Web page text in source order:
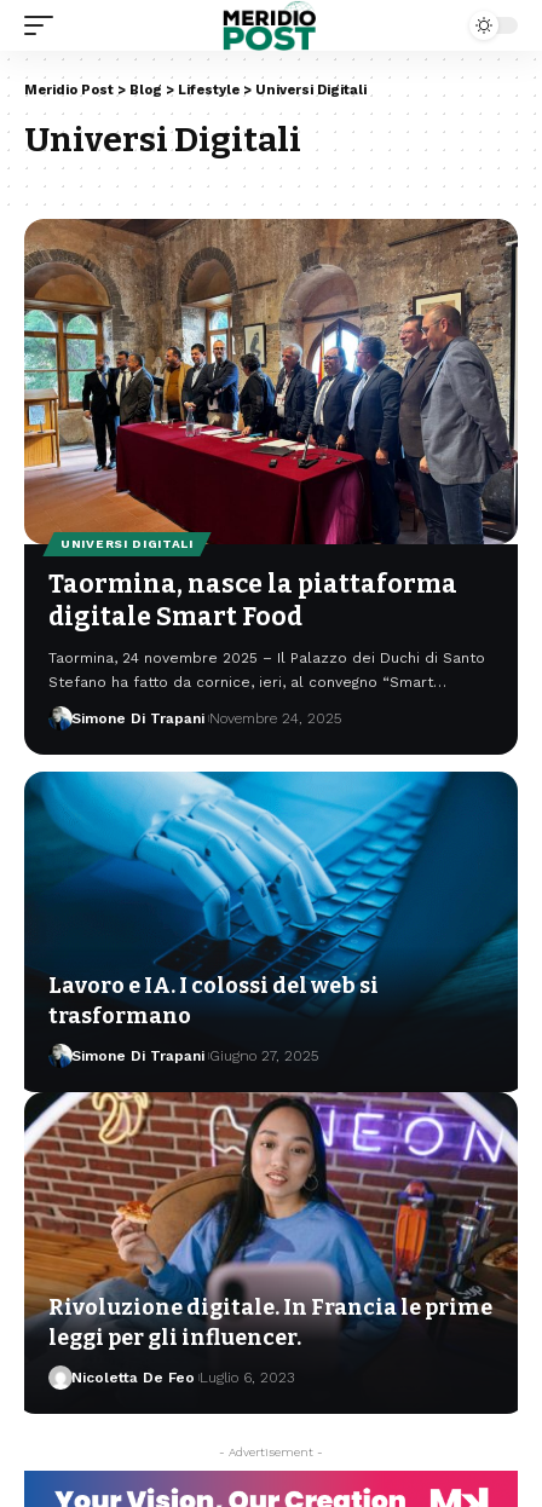
Meridio Post > Blog > Lifestyle > Universi Digitali
Universi Digitali
UNIVERSI DIGITALI
Taormina, nasce la piattaforma
digitale Smart Food
Taormina, 24 novembre 2025 – Il Palazzo dei Duchi di Santo
Stefano ha fatto da cornice, ieri, al convegno “Smart…
Simone Di Trapani Novembre 24, 2025
Lavoro e IA. I colossi del web si
trasformano
Simone Di Trapani Giugno 27, 2025
Rivoluzione digitale. In Francia le prime
leggi per gli influencer.
Nicoletta De Feo Luglio 6, 2023
- Advertisement -